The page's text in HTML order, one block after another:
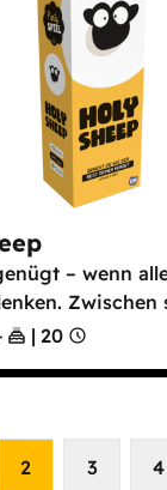
– wenn
Zwischen
| 20
2 3 4